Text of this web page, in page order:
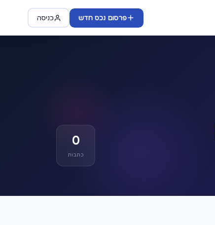
פרסום נכס חדש כניסה
0
כתבות